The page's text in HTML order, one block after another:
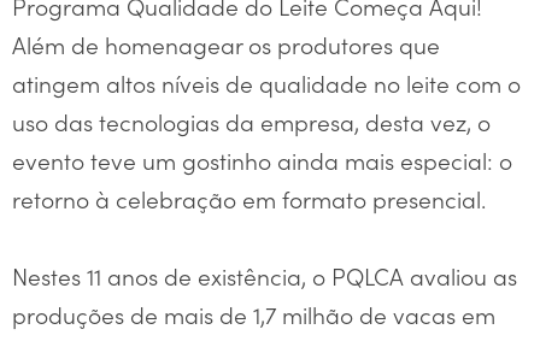
Além de homenagear os produtores que
atingem altos níveis de qualidade no leite com o
uso das tecnologias da empresa, desta vez, o
evento teve um gostinho ainda mais especial: o
retorno à celebração em formato presencial.
Nestes 11 anos de existência, o PQLCA avaliou as
produções de mais de 1,7 milhão de vacas em